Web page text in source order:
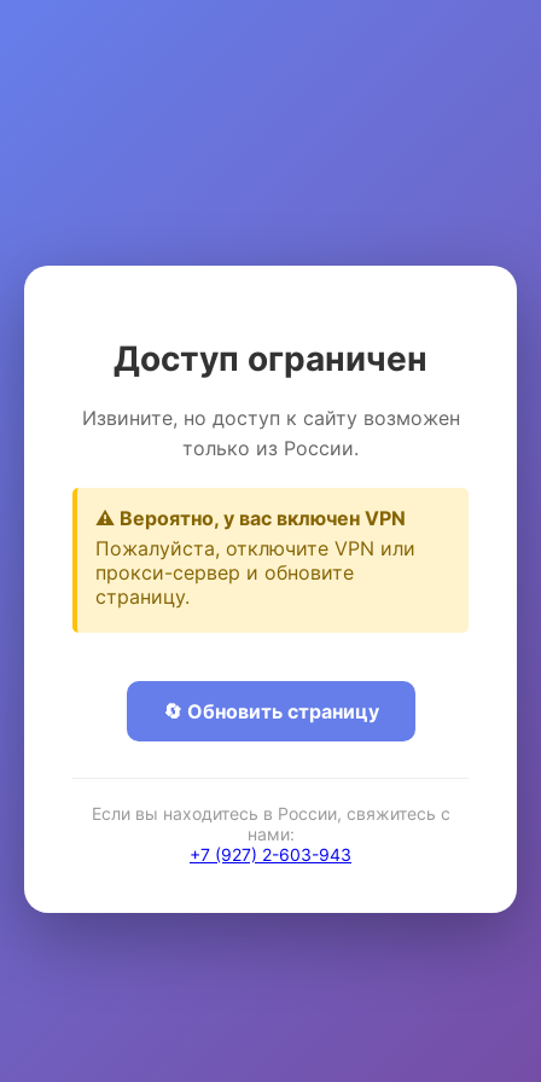
Доступ ограничен
Извините, но доступ к сайту возможен
только из России.
⚠️ Вероятно, у вас включен VPN
Пожалуйста, отключите VPN или
прокси-сервер и обновите
страницу.
🔄 Обновить страницу
Если вы находитесь в России, свяжитесь с
нами:
+7 (927) 2-603-943